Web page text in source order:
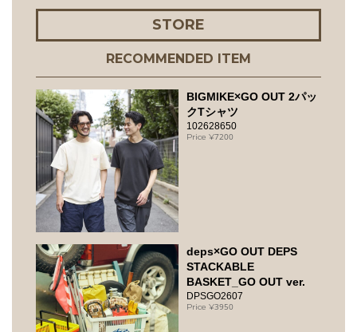
STORE
RECOMMENDED ITEM
BIGMIKE×GO OUT 2パッ
クTシャツ
102628650
7200
deps×GO OUT DEPS
STACKABLE
BASKET_GO OUT ver.
DPSGO2607
3950